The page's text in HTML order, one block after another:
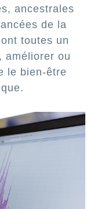
ancestrales
de la
toutes un
améliorer ou
le bien-être